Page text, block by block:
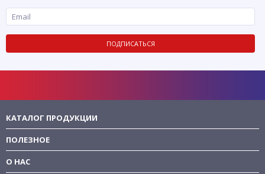
ПОДПИСАТЬСЯ
КАТАЛОГ ПРОДУКЦИИ
ПОЛЕЗНОЕ
О НАС